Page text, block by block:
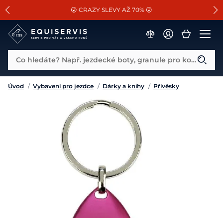
SLEVA 13% na vše od Cassini!
😮 CRAZY SLEVY AŽ 70% 😮
📐Pasování a doplňky k vybraným sedlům ZDARMA 🐴
Co hledáte? Např. jezdecké boty, granule pro koně...
Úvod / Vybavení pro jezdce / Dárky a knihy / Přívěsky